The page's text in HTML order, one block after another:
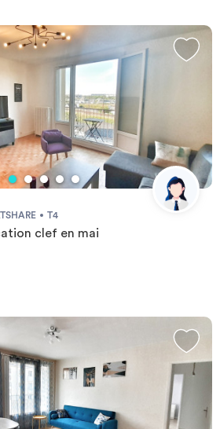
T4
clef en mai